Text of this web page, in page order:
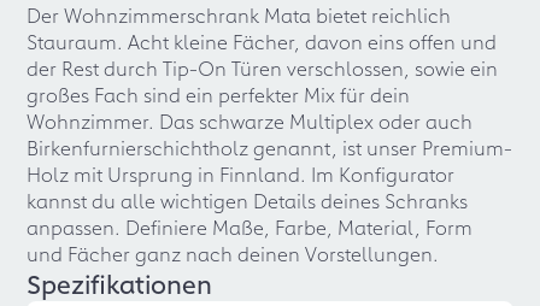
Der Wohnzimmerschrank Mata bietet reichlich
Stauraum. Acht kleine Fächer, davon eins offen und
der Rest durch Tip-On Türen verschlossen, sowie ein
großes Fach sind ein perfekter Mix für dein
Wohnzimmer. Das schwarze Multiplex oder auch
Birkenfurnierschichtholz genannt, ist unser Premium-
Holz mit Ursprung in Finnland. Im Konfigurator
kannst du alle wichtigen Details deines Schranks
anpassen. Definiere Maße, Farbe, Material, Form
und Fächer ganz nach deinen Vorstellungen.
Spezifikationen